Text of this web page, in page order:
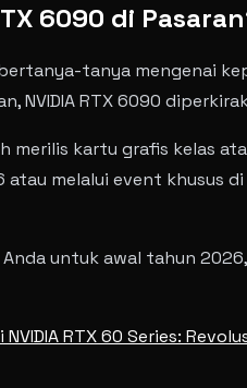
6090 di
tanya mengenai
NVIDIA RTX 6090
merilis kartu grafis kelas
atau melalui event khusus
untuk awal tahun
RTX 60 Series: